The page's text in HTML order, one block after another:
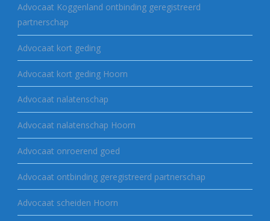
Advocaat Koggenland ontbinding geregistreerd
partnerschap
Advocaat kort geding
Advocaat kort geding Hoorn
Advocaat nalatenschap
Advocaat nalatenschap Hoorn
Advocaat onroerend goed
Advocaat ontbinding geregistreerd partnerschap
Advocaat scheiden Hoorn